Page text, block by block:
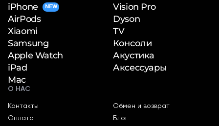
iPhone NEW
AirPods
Xiaomi
Samsung
Apple Watch
iPad
Mac
Vision Pro
Dyson
TV
Консоли
Акустика
Аксессуары
О НАС
Контакты
Оплата
Обмен и возврат
Блог